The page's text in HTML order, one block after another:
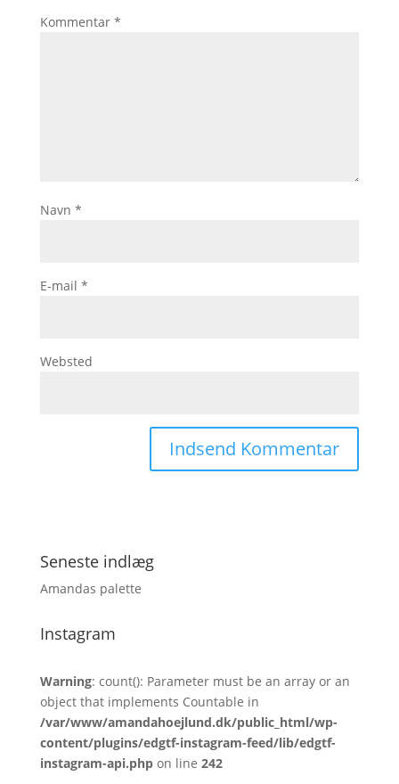
Kommentar *
Navn *
E-mail *
Websted
Seneste indlæg
Amandas palette
Instagram
Warning: count(): Parameter must be an array or an
object that implements Countable in
/var/www/amandahoejlund.dk/public_html/wp-
content/plugins/edgtf-instagram-feed/lib/edgtf-
instagram-api.phpon line 242